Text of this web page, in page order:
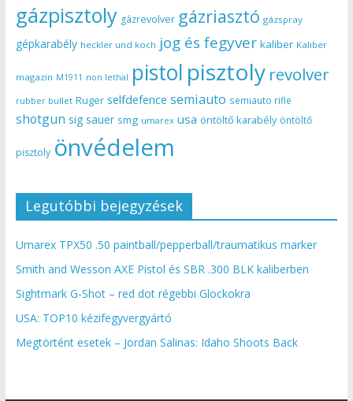
gázpisztoly gázrevolver gázriasztó gázspray
gépkarabély heckler und koch jog és fegyver kaliber Kaliber
magazin M1911 non lethal pistol pisztoly revolver
rubber bullet Ruger selfdefence semiauto semiauto rifle
shotgun sig sauer smg umarex usa öntöltő karabély öntöltő
pisztoly önvédelem
Legutóbbi bejegyzések
Umarex TPX50 .50 paintball/pepperball/traumatikus marker
Smith and Wesson AXE Pistol és SBR .300 BLK kaliberben
Sightmark G-Shot – red dot régebbi Glockokra
USA: TOP10 kézifegyvergyártó
Megtörtént esetek – Jordan Salinas: Idaho Shoots Back